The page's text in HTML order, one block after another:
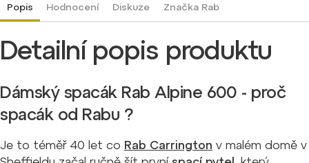
Popis Hodnocení Diskuze ZnačkaRab
Detailní popis produktu
Dámský spacák Rab Alpine 600 - proč
spacák od Rabu ?
Je to téměř 40 let co Rab Carrington v malém domě v